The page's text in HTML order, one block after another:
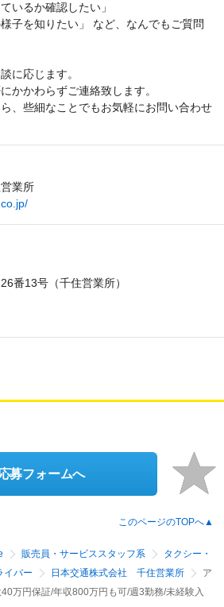
いるか確認したい」
子を知りたい」 など、なんでもご質問
に応じます。
かかわらずご連絡致します。
、些細なことでもお気軽にお問い合わせ
業所
番13号（千住営業所）
募フォームへ
このページのTOPへ▲
販売員・サービススタッフ系
タクシー・
イバー
日本交通株式会社 千住営業所
ア
万円保証/年収800万円も可/週3勤務/未経験入